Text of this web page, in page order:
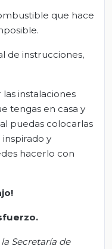
que hace
de instrucciones,
instalaciones
tengas en casa y
puedas colocarlas
y
hacerlo con
Secretaría de